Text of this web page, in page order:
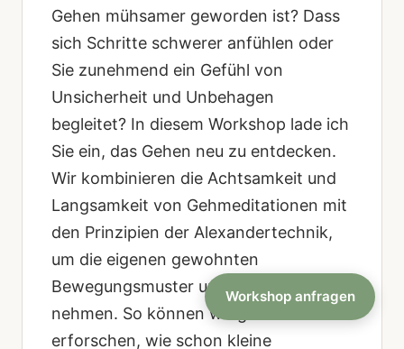
Gehen mühsamer geworden ist? Dass
sich Schritte schwerer anfühlen oder
Sie zunehmend ein Gefühl von
Unsicherheit und Unbehagen
begleitet? In diesem Workshop lade ich
Sie ein, das Gehen neu zu entdecken.
Wir kombinieren die Achtsamkeit und
Langsamkeit von Gehmeditationen mit
den Prinzipien der Alexandertechnik,
um die eigenen gewohnten
Bewegungsmuster unter die Lupe zu
nehmen. So können wir gemeinsam
erforschen, wie schon kleine
Workshop anfragen